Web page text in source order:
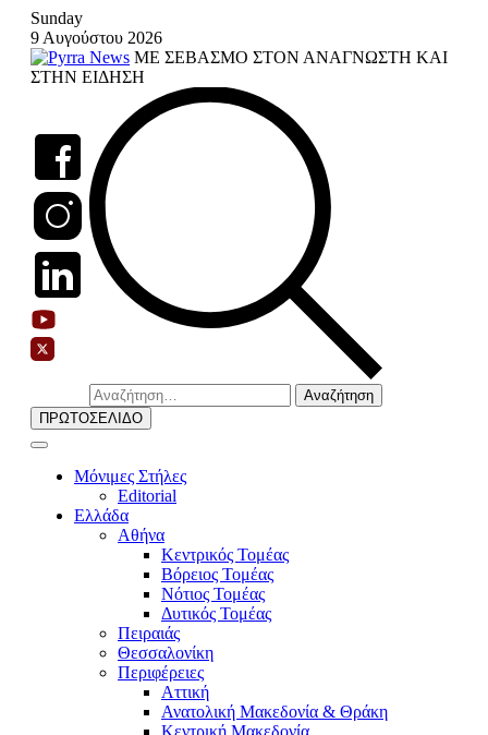
Skip
content
Sunday
9 Αυγούστου 2026
ΜΕ ΣΕΒΑΣΜΟ ΣΤΟΝ ΑΝΑΓΝΩΣΤΗ ΚΑΙ
ΣΤΗΝ ΕΙΔΗΣΗ
Αναζήτηση
για:
ΠΡΩΤΟΣΕΛΙΔΟ
Μόνιμες Στήλες
Editorial
Ελλάδα
Αθήνα
Κεντρικός Τομέας
Βόρειος Τομέας
Νότιος Τομέας
Δυτικός Τομέας
Πειραιάς
Θεσσαλονίκη
Περιφέρειες
Αττική
Ανατολική Μακεδονία & Θράκη
Κεντρική Μακεδονία